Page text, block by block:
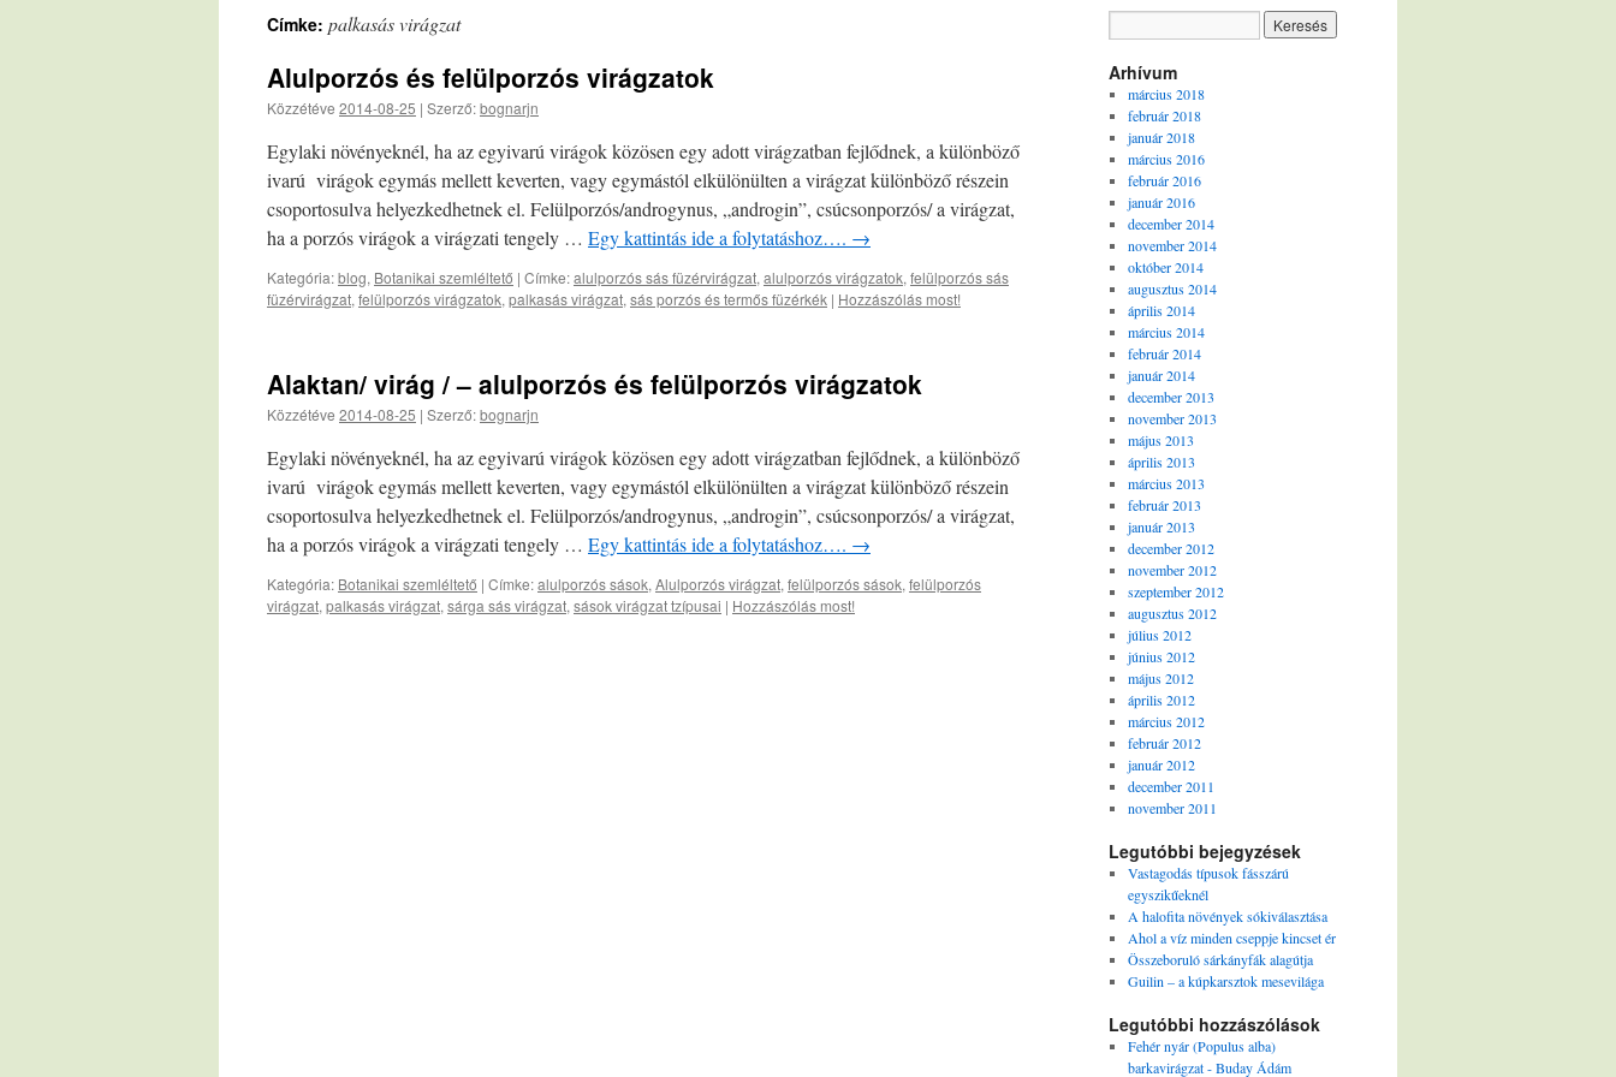
Címke: palkasás virágzat
Alulporzós és felülporzós virágzatok
Közzétéve 2014-08-25 | Szerző:bognarjn
Egylaki növényeknél, ha az egyivarú virágok közösen egy adott virágzatban fejlődnek, a különböző
ivarú virágok egymás mellett keverten, vagy egymástól elkülönülten a virágzat különböző részein
csoportosulva helyezkedhetnek el. Felülporzós/androgynus, „androgin”, csúcsonporzós/ a virágzat,
ha a porzós virágok a virágzati tengely … Egy kattintás ide a folytatáshoz…. →
Kategória:blog, Botanikai szemléltető | Címke:alulporzós sás füzérvirágzat, alulporzós virágzatok, felülporzós sás
füzérvirágzat, felülporzós virágzatok, palkasás virágzat, sás porzós és termős füzérkék | Hozzászólás most!
Alaktan/ virág / – alulporzós és felülporzós virágzatok
Közzétéve 2014-08-25 | Szerző:bognarjn
Egylaki növényeknél, ha az egyivarú virágok közösen egy adott virágzatban fejlődnek, a különböző
ivarú virágok egymás mellett keverten, vagy egymástól elkülönülten a virágzat különböző részein
csoportosulva helyezkedhetnek el. Felülporzós/androgynus, „androgin”, csúcsonporzós/ a virágzat,
ha a porzós virágok a virágzati tengely … Egy kattintás ide a folytatáshoz…. →
Kategória: Botanikai szemléltető | Címke:alulporzós sások, Alulporzós virágzat, felülporzós sások, felülporzós
virágzat, palkasás virágzat, sárga sás virágzat, sások virágzat tzípusai | Hozzászólás most!
Arhívum
március 2018
február 2018
január 2018
március 2016
február 2016
január 2016
december 2014
november 2014
október 2014
augusztus 2014
április 2014
március 2014
február 2014
január 2014
december 2013
november 2013
május 2013
április 2013
március 2013
február 2013
január 2013
december 2012
november 2012
szeptember 2012
augusztus 2012
július 2012
június 2012
május 2012
április 2012
március 2012
február 2012
január 2012
december 2011
november 2011
Legutóbbi bejegyzések
Vastagodás típusok fásszárú
egyszikűeknél
A halofita növények sókiválasztása
Ahol a víz minden cseppje kincset ér
Összeboruló sárkányfák alagútja
Guilin – a kúpkarsztok mesevilága
Legutóbbi hozzászólások
Fehér nyár (Populus alba)
barkavirágzat - Buday Ádám